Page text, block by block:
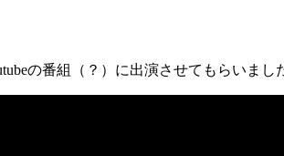
の番組（？）に出演させてもらいまし